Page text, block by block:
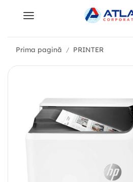
Prima pagină / PRINTER